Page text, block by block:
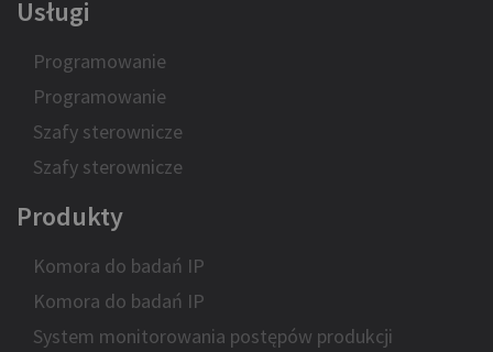
Usługi
Programowanie
Programowanie
Szafy sterownicze
Szafy sterownicze
Produkty
Komora do badań IP
Komora do badań IP
System monitorowania postępów produkcji